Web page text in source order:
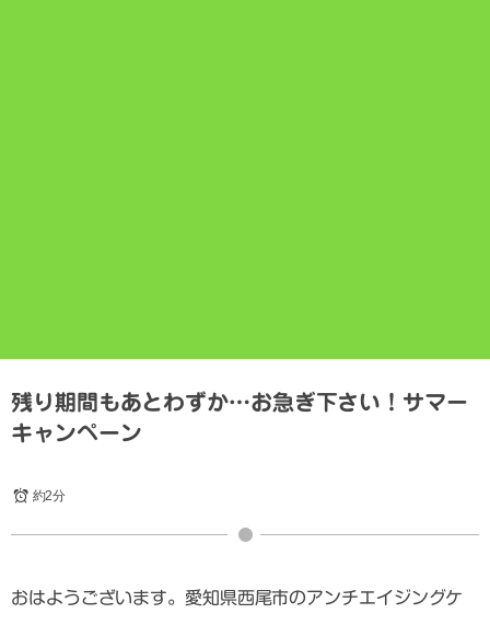
残り期間もあとわずか…お急ぎ下さい！サマー
キャンペーン
約2分
おはようございます。愛知県西尾市のアンチエイジングケ